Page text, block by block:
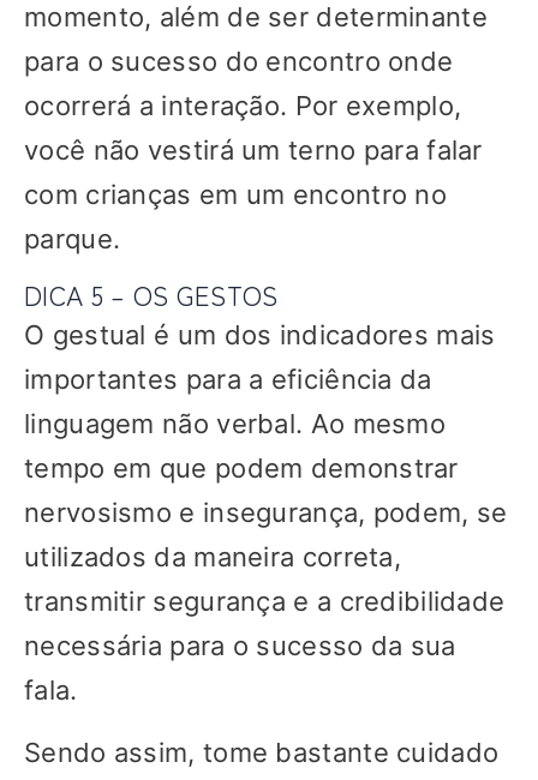
momento, além de ser determinante
para o sucesso do encontro onde
ocorrerá a interação. Por exemplo,
você não vestirá um terno para falar
com crianças em um encontro no
parque.
DICA 5 – OS GESTOS
O gestual é um dos indicadores mais
importantes para a eficiência da
linguagem não verbal. Ao mesmo
tempo em que podem demonstrar
nervosismo e insegurança, podem, se
utilizados da maneira correta,
transmitir segurança e a credibilidade
necessária para o sucesso da sua
fala.
Sendo assim, tome bastante cuidado